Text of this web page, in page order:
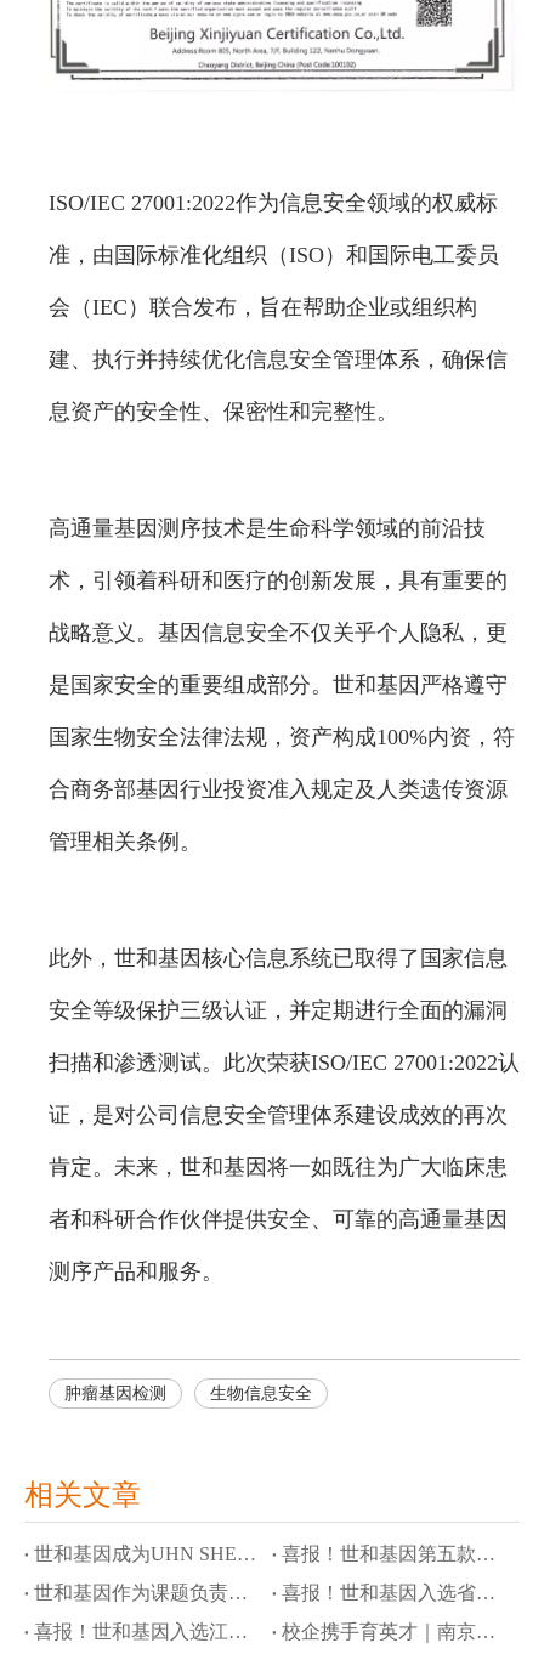
ISO/IEC 27001:2022作为信息安全领域的权威标
准，由国际标准化组织（ISO）和国际电工委员
会（IEC）联合发布，旨在帮助企业或组织构
建、执行并持续优化信息安全管理体系，确保信
息资产的安全性、保密性和完整性。
高通量基因测序技术是生命科学领域的前沿技
术，引领着科研和医疗的创新发展，具有重要的
战略意义。基因信息安全不仅关乎个人隐私，更
是国家安全的重要组成部分。世和基因严格遵守
国家生物安全法律法规，资产构成100%内资，符
合商务部基因行业投资准入规定及人类遗传资源
管理相关条例。
此外，世和基因核心信息系统已取得了国家信息
安全等级保护三级认证，并定期进行全面的漏洞
扫描和渗透测试。此次荣获ISO/IEC 27001:2022认
证，是对公司信息安全管理体系建设成效的再次
肯定。未来，世和基因将一如既往为广大临床患
者和科研合作伙伴提供安全、可靠的高通量基因
测序产品和服务。
肿瘤基因检测 生物信息安全
相关文章
世和基因成为UHN SHERLOCK研究首个商业基因检测合作伙伴
喜报！世和基因第五款产品进入创新医疗器械通道
世和基因作为课题负责单位参与国家科技重大专项，攻关隐匿性肿瘤液体活检
喜报！世和基因入选省级高质量数据集建设先行先试项目
喜报！世和基因入选江苏省工信领域行业高质量数据集建设先行先试名单
校企携手育英才｜南京大学奖学金颁奖仪式暨世和基因企业开放日